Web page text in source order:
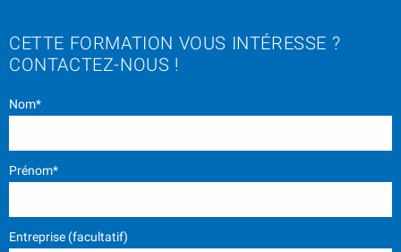
CETTE FORMATION VOUS INTÉRESSE ?
CONTACTEZ-NOUS !
Nom*
Prénom*
Entreprise (facultatif)